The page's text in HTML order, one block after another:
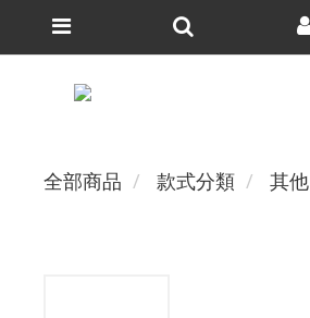
全部商品 款式分類 其他